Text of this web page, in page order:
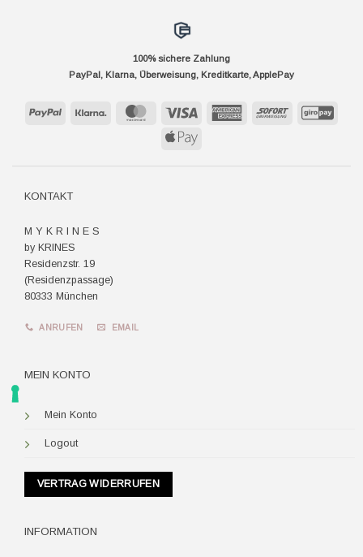
100% sichere Zahlung
PayPal, Klarna, Überweisung, Kreditkarte, ApplePay
PayPal Klarna MasterCard Visa
AmericanSofort
Apple
KONTAKT
M Y K R I N E S
by KRINES
Residenzstr. 19
(Residenzpassage)
80333 München
ANRUFEN EMAIL
MEIN KONTO
Mein Konto
Logout
VERTRAG WIDERRUFEN
INFORMATION